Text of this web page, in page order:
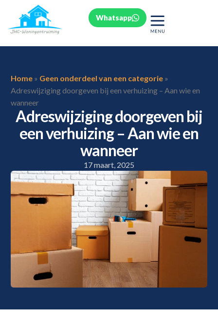
Whatsapp
Home » Geen onderdeel van een categorie »
Adreswijziging doorgeven bij een verhuizing – Aan wie en
wanneer
Adreswijziging doorgeven bij
een verhuizing – Aan wie en
wanneer
17 maart, 2025